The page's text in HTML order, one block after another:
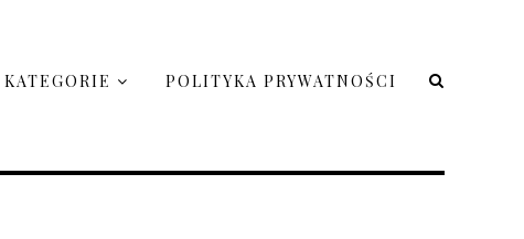
KATEGORIE POLITYKA PRYWATNOŚCI